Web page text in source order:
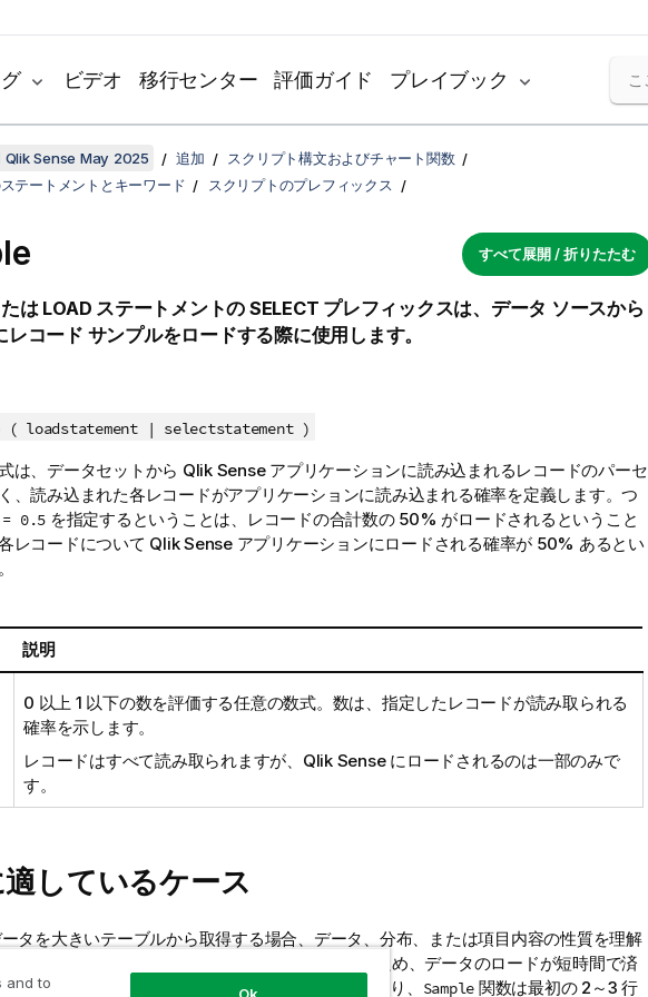
ビデオ 移行センター 評価ガイド プレイブック
Qlik Sense May 2025 追加
スクリプト構文およびチャート関数
テートメントとキーワード
スクリプトのプレフィックス
すべて展開 / 折りたたむ
は LOAD ステートメントの SELECT プレフィックスは、データ ソースから
レコード サンプルをロードする際に使用します。
( loadstatement | selectstatement )
は、データセットから Qlik Senseアプリケーションに読み込まれるレコードのパーセ
、読み込まれた各レコードがアプリケーションに読み込まれる確率を定義します。つ
0.5 を指定するということは、レコードの合計数の 50% がロードされるということ
レコードについて Qlik Senseアプリケーションにロードされる確率が 50% あるとい
説明
0 以上 1 以下の数を評価する任意の数式。数は、指定したレコードが読み取られる
確率を示します。
レコードはすべて読み取られますが、 Qlik Senseにロードされるのは一部のみで
す。
しているケース
タを大きいテーブルから取得する場合、データ、分布、または項目内容の性質を理解
ンプルが有用です。データのサブセットを持ち込むため、データのロードが短時間で済
トのテストを迅速に実施できます。
とは異なり、 Sample 関数は最初の 2～3 行
and to